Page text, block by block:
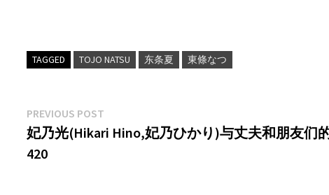
TAGGED TOJO NATSU 东条夏 東條なつ
文
章
PREVIOUS POST
post:
妃乃光(Hikari Hino,妃乃ひかり)与丈夫和朋友们
420